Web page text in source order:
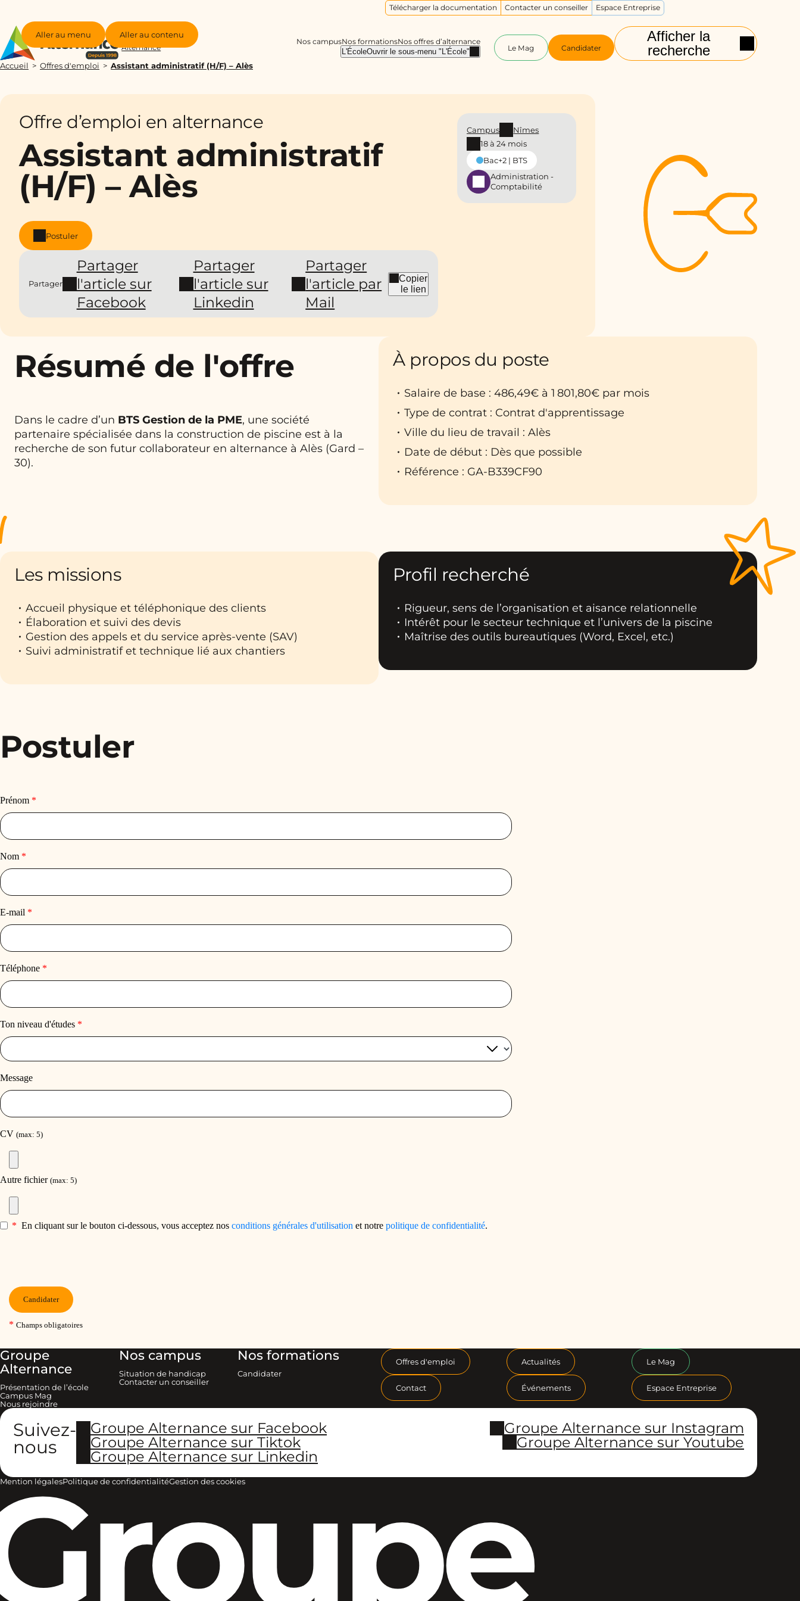
Aller au menu Aller au contenu
Groupe
Alternance
Afficher la
recherche
Nos campusNos formationsNos offres d’alternance
L'ÉcoleOuvrir le sous-menu "L'École" Le Mag Candidater
Télécharger la documentation Contacter un conseiller Espace Entreprise
Accueil Offres d'emploi Assistant administratif (H/F) – Alès
Offre d’emploi en alternance
Assistant administratif
(H/F) – Alès
Postuler
Partager
Partager
l'article sur
Facebook
Partager
l'article sur
Linkedin
Partager
l'article par
Mail
Copier
le lien
Campus
Nîmes
18 à 24 mois
Bac+2 | BTS
Administration -
Comptabilité
Résumé de l'offre
Dans le cadre d’un BTS Gestion de la PME, une société
partenaire spécialisée dans la construction de piscine est à la
recherche de son futur collaborateur en alternance à Alès (Gard –
30).
À propos du poste
Salaire de base : 486,49€ à 1 801,80€ par mois
Type de contrat : Contrat d'apprentissage
Ville du lieu de travail : Alès
Date de début : Dès que possible
Référence : GA-B339CF90
Les missions
Accueil physique et téléphonique des clients
Élaboration et suivi des devis
Gestion des appels et du service après-vente (SAV)
Suivi administratif et technique lié aux chantiers
Profil recherché
Rigueur, sens de l’organisation et aisance relationnelle
Intérêt pour le secteur technique et l’univers de la piscine
Maîtrise des outils bureautiques (Word, Excel, etc.)
Postuler
Groupe
Alternance
Présentation de l’école
Campus Mag
Nous rejoindre
Nos campus
Situation de handicap
Contacter un conseiller
Nos formations
Candidater
Offres d'emploi Actualités Le Mag
Contact Événements Espace Entreprise
Suivez-
nous
Groupe Alternance sur Facebook
Groupe Alternance sur Instagram
Groupe Alternance sur Tiktok
Groupe Alternance sur Youtube
Groupe Alternance sur Linkedin
Mention légalesPolitique de confidentialitéGestion des cookies